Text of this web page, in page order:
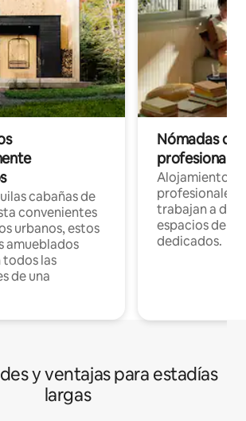
cabañas de
convenientes
urbanos, estos
amueblados
las
de una
Nómadas
Alojamientos
profesionales
trabajan a
espacios de
dedicados.
y ventajas para estadías
largas